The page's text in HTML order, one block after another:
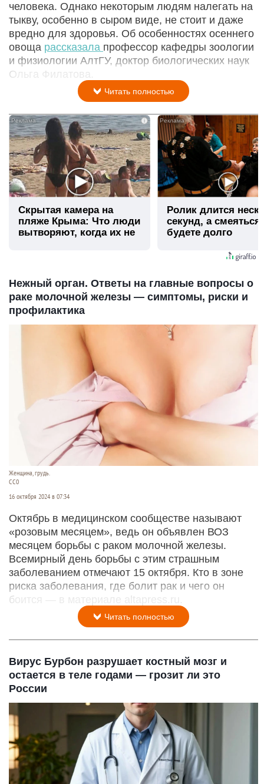
человека. Однако некоторым людям налегать на
тыкву, особенно в сыром виде, не стоит и даже
вредно для здоровья. Об особенностях осеннего
овоща рассказала профессор кафедры зоологии
и физиологии АлтГУ, доктор биологических наук
Ольга Филатова.
Читать полностью
i
Скрытая камера на
пляже Крыма: Что люди
вытворяют, когда их не
Ролик длится
секунд, а
будете долго
Нежный орган. Ответы на главные вопросы о
раке молочной железы — симптомы, риски и
профилактика
Женщина, грудь.
СС0
16 октября 2024 в 07:34
Октябрь в медицинском сообществе называют
«розовым месяцем», ведь он объявлен ВОЗ
месяцем борьбы с раком молочной железы.
Всемирный день борьбы с этим страшным
заболеванием отмечают 15 октября. Кто в зоне
риска заболевания, где болит рак и чего он
боится — в материале altapress.ru.
Читать полностью
Вирус Бурбон разрушает костный мозг и
остается в теле годами — грозит ли это
России